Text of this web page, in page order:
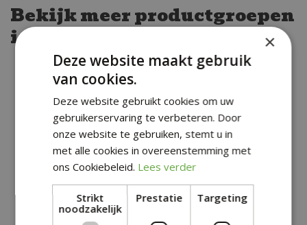
Bekijk meer productgroepen
in de categorie Gazon
×
Deze website maakt gebruik
van cookies.
Deze website gebruikt cookies om uw
gebruikerservaring te verbeteren. Door
onze website te gebruiken, stemt u in
met alle cookies in overeenstemming met
ons Cookiebeleid. Lees verder
Strikt
noodzakelijk
Prestatie Targeting